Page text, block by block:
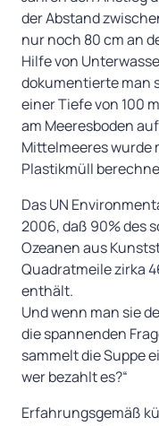
der Abstand
nur noch 80 cm an
Hilfe von
dokumentierte man
einer Tiefe von 100
am Meeresboden
Mittelmeeres wurde
Plastikmüll
Das UN
2006, daß 90% des
Ozeanen aus
Quadratmeile zirka
enthält.
Und wenn man sie
die spannenden
sammelt die Suppe
wer bezahlt es?“
Erfahrungsgemäß